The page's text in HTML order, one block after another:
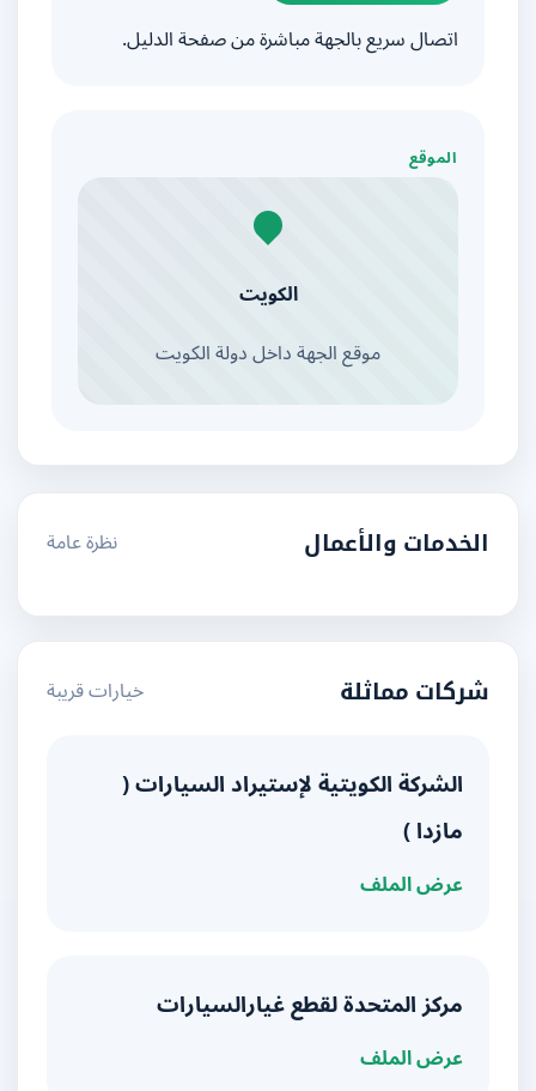
اتصال سريع بالجهة مباشرة من صفحة الدليل.
الموقع
الكويت
موقع الجهة داخل دولة الكويت
الخدمات والأعمال نظرة عامة
شركات مماثلة خيارات قريبة
الشركة الكويتية لإستيراد السيارات (
مازدا )
عرض الملف
مركز المتحدة لقطع غيارالسيارات
عرض الملف